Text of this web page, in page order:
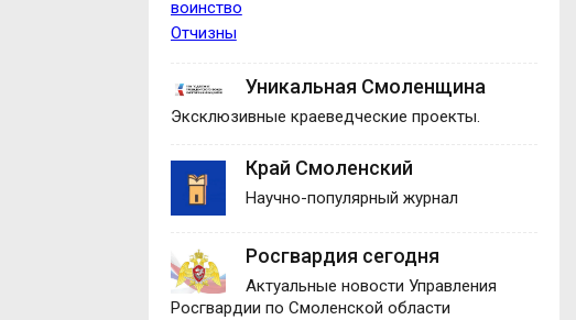
Уникальная Смоленщина
Эксклюзивные краеведческие проекты.
Край Смоленский
Научно-популярный журнал
Росгвардия сегодня
Актуальные новости Управления
Росгвардии по Смоленской области